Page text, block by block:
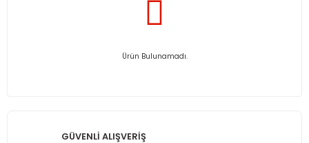
Ürün Bulunamadı.
GÜVENLİ ALIŞVERİŞ